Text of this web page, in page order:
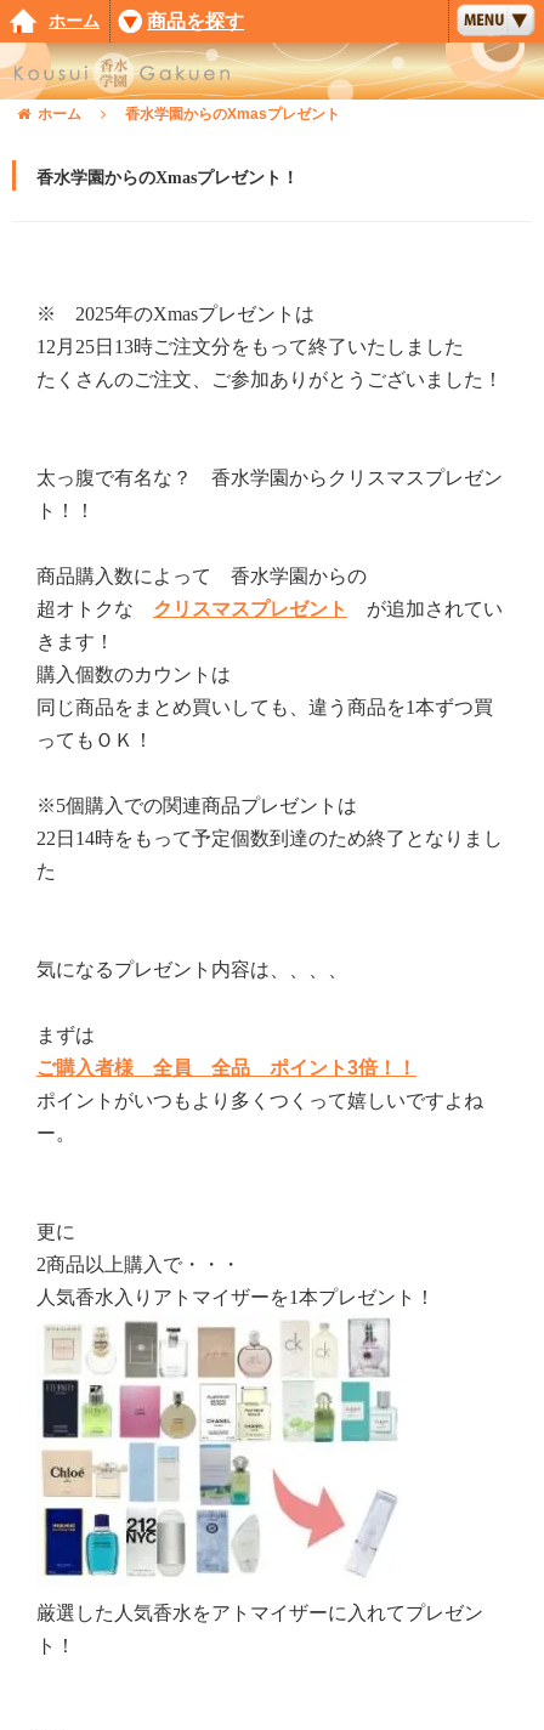
ホーム 商品を探す
ホーム 香水学園からのXmasプレゼント
香水学園からのXmasプレゼント！
※ 2025年のXmasプレゼントは
12月25日13時ご注文分をもって終了いたしました
たくさんのご注文、ご参加ありがとうございました！
太っ腹で有名な？ 香水学園からクリスマスプレゼン
ト！！
商品購入数によって 香水学園からの
超オトクな クリスマスプレゼント
が追加されてい
きます！
購入個数のカウントは
同じ商品をまとめ買いしても、違う商品を1本ずつ買
ってもＯＫ！
※5個購入での関連商品プレゼントは
22日14時をもって予定個数到達のため終了となりまし
た
気になるプレゼント内容は、、、、
まずは
ご購入者様 全員 全品 ポイント3倍！！
ポイントがいつもより多くつくって嬉しいですよね
ー。
更に
2商品以上購入で・・・
人気香水入りアトマイザーを1本プレゼント！
厳選した人気香水をアトマイザーに入れてプレゼン
ト！